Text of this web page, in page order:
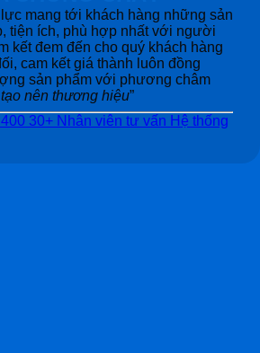
mang tới khách hàng những sản
tiện ích, phù hợp nhất với người
kết đem đến cho quý khách hàng
cam kết giá thành luôn đồng
sản phẩm với phương châm
nên thương hiệu”
30+ Nhân viên tư vấn Hệ thống